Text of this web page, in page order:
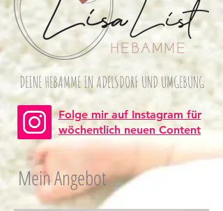
DEINE HEBAMME IN ADELSDORF UND UMGEBUNG
Folge mir auf Instagram für
wöchentlich neuen Content
Mein Angebot